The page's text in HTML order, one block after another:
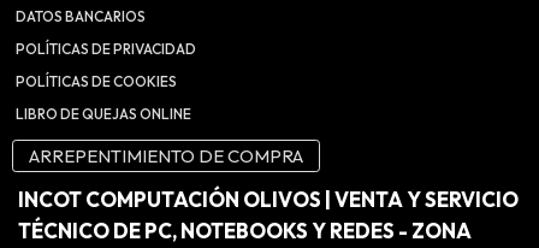
DATOS BANCARIOS
POLÍTICAS DE PRIVACIDAD
POLÍTICAS DE COOKIES
LIBRO DE QUEJAS ONLINE
ARREPENTIMIENTO DE COMPRA
INCOT COMPUTACIÓN OLIVOS | VENTA Y SERVICIO
TÉCNICO DE PC, NOTEBOOKS Y REDES - ZONA